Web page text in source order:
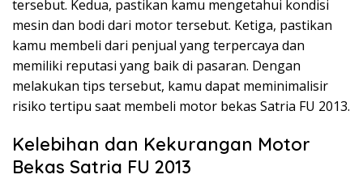
tersebut. Kedua, pastikan kamu mengetahui kondisi
mesin dan bodi dari motor tersebut. Ketiga, pastikan
kamu membeli dari penjual yang terpercaya dan
memiliki reputasi yang baik di pasaran. Dengan
melakukan tips tersebut, kamu dapat meminimalisir
risiko tertipu saat membeli motor bekas Satria FU 2013.
Kelebihan dan Kekurangan Motor
Bekas Satria FU 2013